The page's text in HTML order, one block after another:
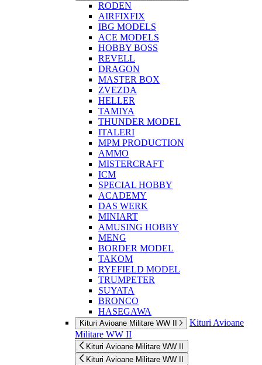
RODEN
AIRFIXFIX
IBG MODELS
ACE MODELS
HOBBY BOSS
REVELL
DRAGON
MASTER BOX
ZVEZDA
HELLER
TAMIYA
THUNDER MODEL
ITALERI
MPM PRODUCTION
AMMO
MISTERCRAFT
ICM
SPECIAL HOBBY
ACADEMY
DAS WERK
MINIART
AMUSING HOBBY
MENG
BORDER MODEL
TAKOM
RYEFIELD MODEL
TRUMPETER
SUYATA
BRONCO
HASEGAWA
Kituri Avioane Militare WW II
Kituri Avioane
Militare WW II
Kituri Avioane Militare WW II
Kituri Avioane Militare WW II